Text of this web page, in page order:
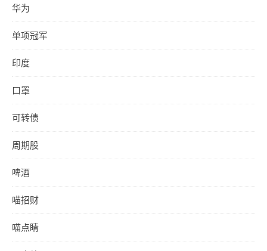
华为
单项冠军
印度
口罩
可转债
周期股
啤酒
喵招财
喵点睛